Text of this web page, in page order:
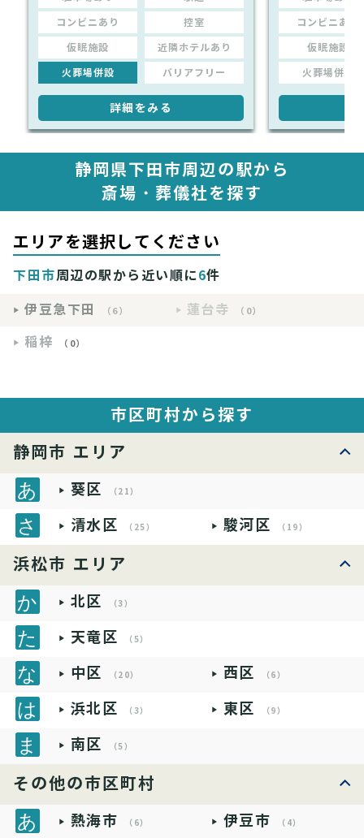
コンビニあり 控室
仮眠施設 近隣ホテルあり
火葬場併設 バリアフリー
詳細をみる
コンビニあり
仮眠施設
火葬場併設
静岡県下田市周辺の駅から
斎場・葬儀社を探す
エリアを選択してください
下田市周辺の駅から近い順に6件
伊豆急下田
（6） 蓮台寺 （0）
稲梓 （0）
市区町村から探す
静岡市 エリア
葵区 （21）
清水区 （25） 駿河区 （19）
浜松市 エリア
北区 （3）
天竜区 （5）
中区 （20） 西区 （6）
浜北区 （3） 東区 （9）
南区 （5）
その他の市区町村
熱海市 （6） 伊豆市 （4）